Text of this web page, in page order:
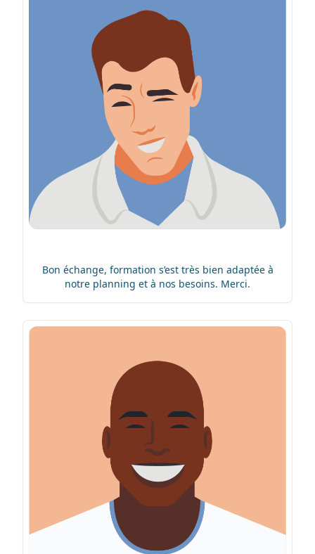
Bon échange, formation s’est très bien adaptée à
notre planning et à nos besoins. Merci.